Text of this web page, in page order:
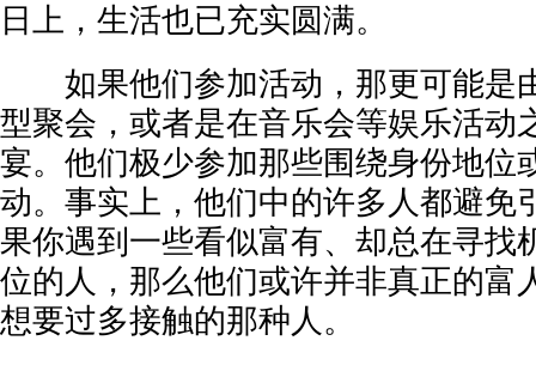
日上，生活也已充实圆满。
如果他们参加活动，那更可能是
型聚会，或者是在音乐会等娱乐活动
宴。他们极少参加那些围绕身份地位
动。事实上，他们中的许多人都避免
果你遇到一些看似富有、却总在寻找
位的人，那么他们或许并非真正的富
想要过多接触的那种人。